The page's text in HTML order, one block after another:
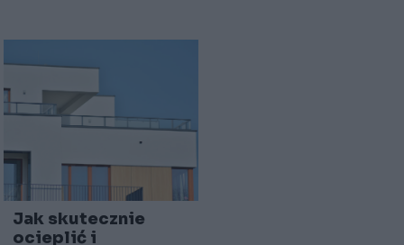
Jak skutecznie
ocieplić i